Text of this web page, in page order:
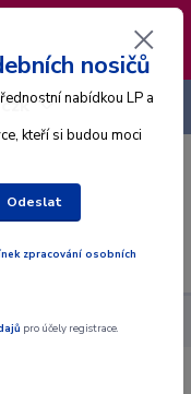
Datum
na pátek
Menu
CZK
Živá Voda - LP / Vinyl
nosičů
nabídkou LP a
kteří si budou moci
Odeslat
zpracování osobních
pro účely registrace.